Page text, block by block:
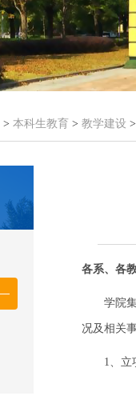
> 本科生教育 > 教学建设
各系、各
学院
况及相关
1、立